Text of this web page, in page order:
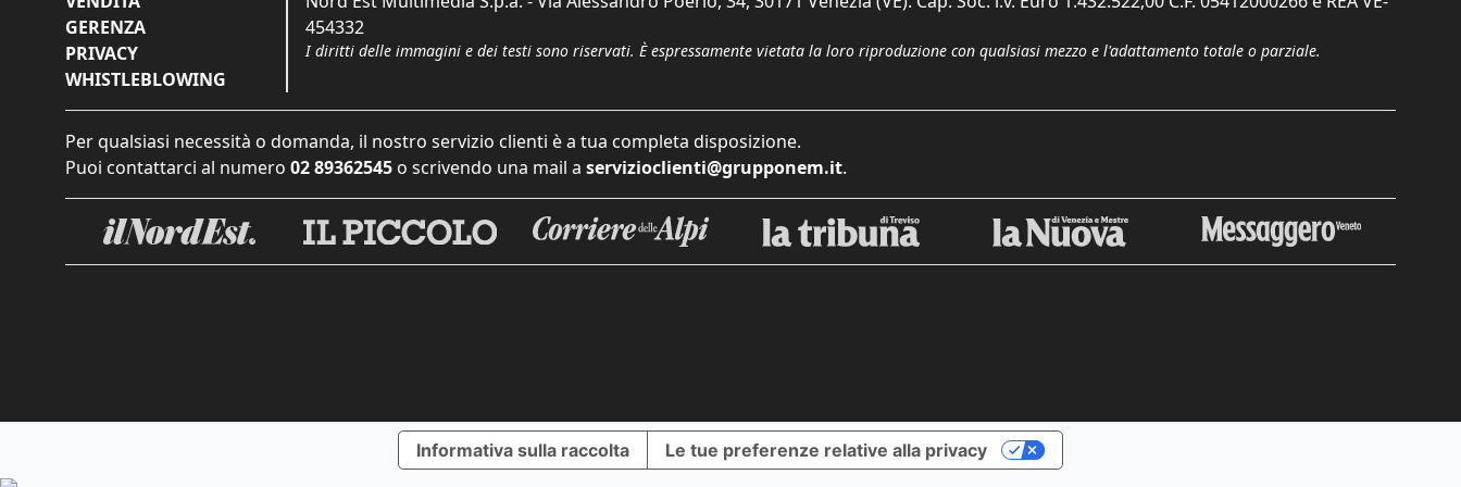
GERENZA
PRIVACY
WHISTLEBLOWING
454332
I diritti delle immagini e dei testi sono riservati. È espressamente vietata la loro riproduzione con qualsiasi mezzo e l'adattamento totale o parziale.
Per qualsiasi necessità o domanda, il nostro servizio clienti è a tua completa disposizione.
Puoi contattarci al numero 02 89362545 o scrivendo una mail a servizioclienti@grupponem.it.
Informativa sulla raccolta Le tue preferenze relative alla privacy